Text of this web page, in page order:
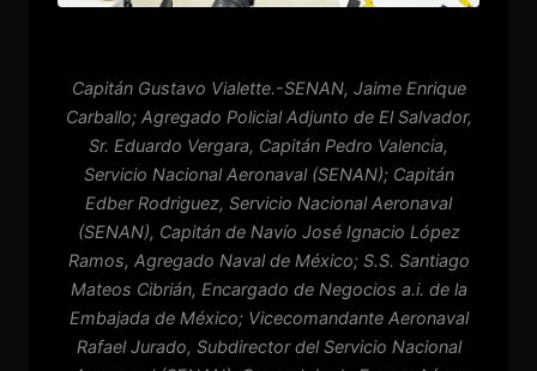
Capitán Gustavo Vialette.-SENAN, Jaime Enrique
Carballo; Agregado Policial Adjunto de El Salvador,
Sr. Eduardo Vergara, Capitán Pedro Valencia,
Servicio Nacional Aeronaval (SENAN); Capitán
Edber Rodriguez, Servicio Nacional Aeronaval
(SENAN), Capitán de Navío José Ignacio López
Ramos, Agregado Naval de México; S.S. Santiago
Mateos Cibrián, Encargado de Negocios a.i. de la
Embajada de México; Vicecomandante Aeronaval
Rafael Jurado, Subdirector del Servicio Nacional